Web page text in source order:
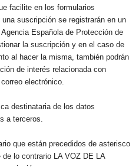
facilite en los formularios
suscripción se registrarán en un
Española de Protección de
la suscripción y en el caso de
al hacer la misma, también podrán
de interés relacionada con
electrónico.
destinataria de los datos
a terceros.
que están precedidos de asterisco
lo contrario LA VOZ DE LA